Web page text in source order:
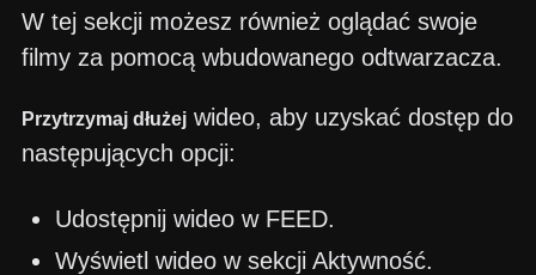
W tej sekcji możesz również oglądać swoje
filmy za pomocą wbudowanego odtwarzacza.
Przytrzymaj dłużejwideo, aby uzyskać dostęp do
następujących opcji:
Udostępnij wideo w FEED.
Wyświetl wideo w sekcji Aktywność.